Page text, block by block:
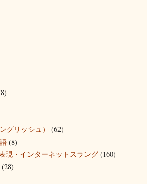
グリッシュ）
(62)
(8)
現・インターネットスラング (160)
(28)